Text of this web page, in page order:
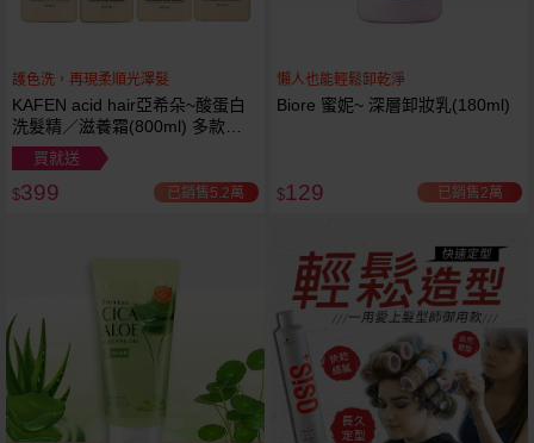
護色洗，再現柔順光澤髮
KAFEN acid hair亞希朵~酸蛋白
洗髮精／滋養霜(800ml) 多款可
選
買就送
$399 已銷售5.2萬
懶人也能輕鬆卸乾淨
Biore 蜜妮~ 深層卸妝乳(180ml)
$129 已銷售2萬